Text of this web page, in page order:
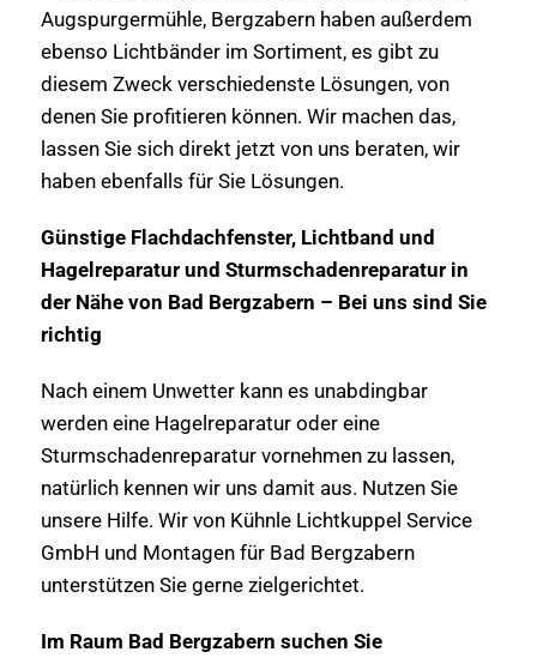
Augspurgermühle, Bergzabern haben außerdem
ebenso Lichtbänder im Sortiment, es gibt zu
diesem Zweck verschiedenste Lösungen, von
denen Sie profitieren können. Wir machen das,
lassen Sie sich direkt jetzt von uns beraten, wir
haben ebenfalls für Sie Lösungen.
Günstige Flachdachfenster, Lichtband und
Hagelreparatur und Sturmschadenreparatur in
der Nähe von Bad Bergzabern – Bei uns sind Sie
richtig
Nach einem Unwetter kann es unabdingbar
werden eine Hagelreparatur oder eine
Sturmschadenreparatur vornehmen zu lassen,
natürlich kennen wir uns damit aus. Nutzen Sie
unsere Hilfe. Wir von Kühnle Lichtkuppel Service
GmbH und Montagen für Bad Bergzabern
unterstützen Sie gerne zielgerichtet.
Im Raum Bad Bergzabern suchen Sie